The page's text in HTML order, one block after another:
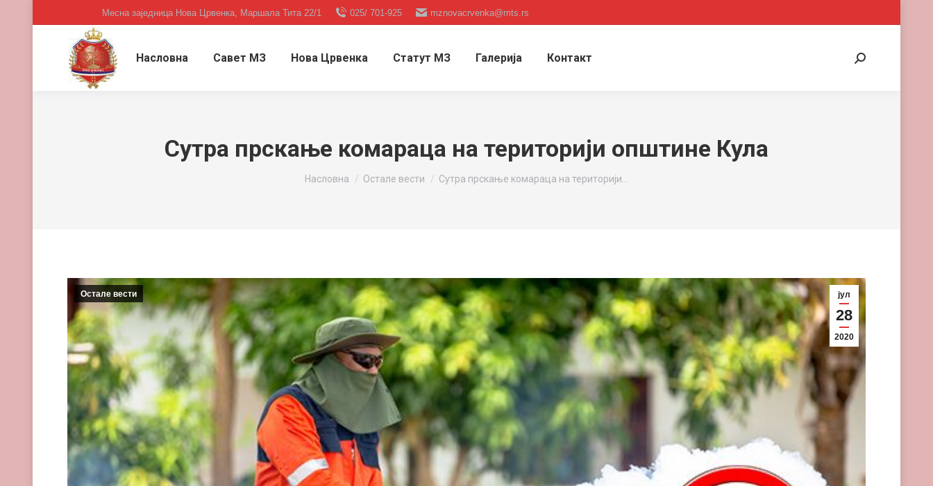
Месна заједница Нова Црвенка, Маршала Тита 22/1 025/ 701-925 mznovacrvenka@mts.rs
Насловна Савет МЗ Нова Црвенка Статут МЗ Галерија Контакт Search:
Сутра прскање комараца на територији општине Кула
You are here:
Насловна Остале вести Сутра прскање комараца на територији…
јул
28
2020
Остале вести